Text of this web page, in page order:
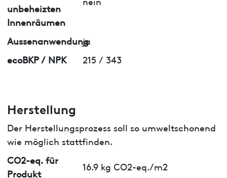
unbeheizten
Innenräumen
Aussenanwendung
ja
ecoBKP / NPK
215 / 343
Herstellung
Der Herstellungsprozess soll so umweltschonend
wie möglich stattfinden.
CO2-eq. für
Produkt
16.9 kg CO2-eq./m2